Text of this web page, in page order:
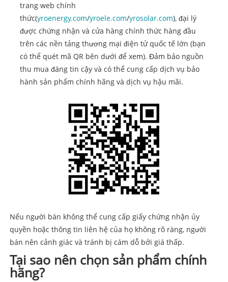
trang web chính
thức(yroenergy.com/yroele.com/yrosolar.com), đại lý
được chứng nhận và cửa hàng chính thức hàng đầu
trên các nền tảng thương mại điện tử quốc tế lớn (bạn
có thể quét mã QR bên dưới để xem). Đảm bảo nguồn
thu mua đáng tin cậy và có thể cung cấp dịch vụ bảo
hành sản phẩm chính hãng và dịch vụ hậu mãi.
Nếu người bán không thể cung cấp giấy chứng nhận ủy
quyền hoặc thông tin liên hệ của họ không rõ ràng, người
bán nên cảnh giác và tránh bị cám dỗ bởi giá thấp.
Tại sao nên chọn sản phẩm chính
hãng?